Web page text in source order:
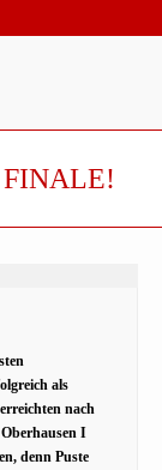
FINALE!
als
nach
I
denn Puste